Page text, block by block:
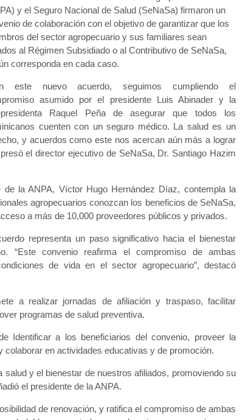
y el Seguro Nacional de Salud (SeNaSa) firmaron un
de colaboración con el objetivo de garantizar que los
del sector agropecuario y sus familiares sean
al Régimen Subsidiado o al Contributivo de SeNaSa,
corresponda en cada caso.
este nuevo acuerdo, seguimos cumpliendo el
asumido por el presidente Luis Abinader y la
Raquel Peña de asegurar que todos los
cuenten con un seguro médico. La salud es un
y acuerdos como este nos acercan aún más a lograr
el director ejecutivo de SeNaSa, Dr. Santiago Hazim
la ANPA, Víctor Hugo Hernández Díaz, contempla la
agropecuarios conozcan los beneficios de SeNaSa,
a más de 10,000 proveedores públicos y privados.
representa un paso significativo hacia el bienestar
“Este convenio reafirma el compromiso de ambas
de vida en el sector agropecuario”, destacó
a realizar jornadas de afiliación y traspaso, facilitar
programas de salud preventiva.
Identificar a los beneficiarios del convenio, proveer la
en actividades educativas y de promoción.
y el bienestar de nuestros afiliados, promoviendo su
el presidente de la ANPA.
de renovación, y ratifica el compromiso de ambas